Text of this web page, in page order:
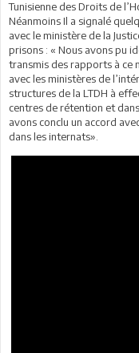
Tunisienne des Droits de
Néanmoins Il a signalé
avec le ministère de la
prisons : « Nous avons pu
transmis des rapports à ce
avec les ministères de
structures de la LTDH à
centres de rétention et
avons conclu un accord
dans les internats».